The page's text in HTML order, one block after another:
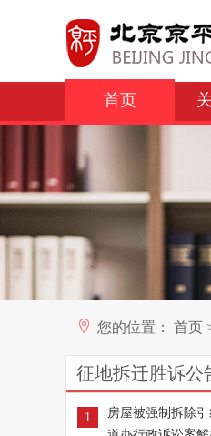
首页
您的位置： 首页
征地拆迁胜诉公
1
房屋被强制拆除